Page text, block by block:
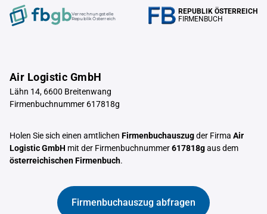
Verrechnungstelle
Republik Österreich
REPUBLIK ÖSTERREICH
FIRMENBUCH
Air Logistic GmbH
Lähn 14, 6600 Breitenwang
Firmenbuchnummer 617818g
Holen Sie sich einen amtlichen Firmenbuchauszugder Firma Air
Logistic GmbH mit der Firmenbuchnummer617818gaus dem
österreichischen Firmenbuch.
Firmenbuchauszug abfragen